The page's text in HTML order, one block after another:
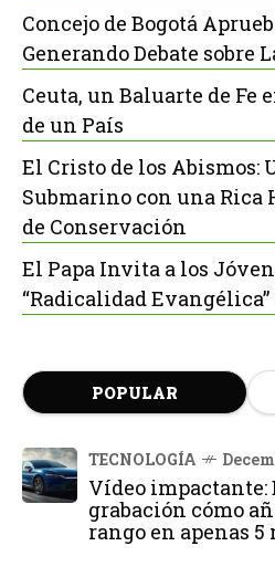
Concejo de Bogotá
Generando Debate sobre
Ceuta, un Baluarte de Fe
de un País
El Cristo de los Abismos:
Submarino con una Rica
de Conservación
El Papa Invita a los
“Radicalidad
POPULAR
TECNOLOGÍA
Vídeo impactante:
grabación cómo
rango en apenas